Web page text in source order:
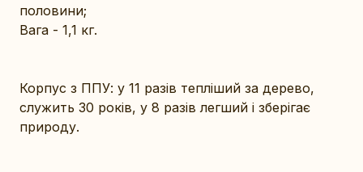
половини;
Вага - 1,1 кг.
Корпус з ППУ: у 11 разів тепліший за дерево,
служить 30 років, у 8 разів легший і зберігає
природу.